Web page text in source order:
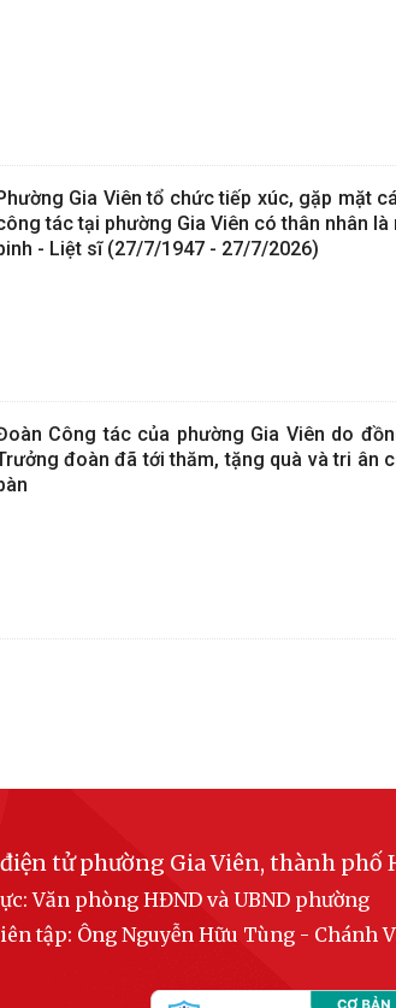
Phường Gia Viên tổ chức tiếp xúc, gặp mặt
tác tại phường Gia Viên có thân nhân
- Liệt sĩ (27/7/1947 - 27/7/2026)
Công tác của phường Gia Viên do
đoàn đã tới thăm, tặng quà và tri ân
tử phường Gia Viên, thành phố
Văn phòng HĐND và UBND phường
tập: Ông Nguyễn Hữu Tùng - Chánh